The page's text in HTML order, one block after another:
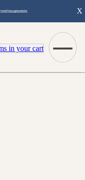
X
in your cart